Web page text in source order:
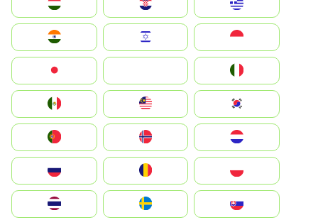
Hrvatska
Magyarország
Indonesia
South Korea
Nederland
Portugal
România
Slovensko